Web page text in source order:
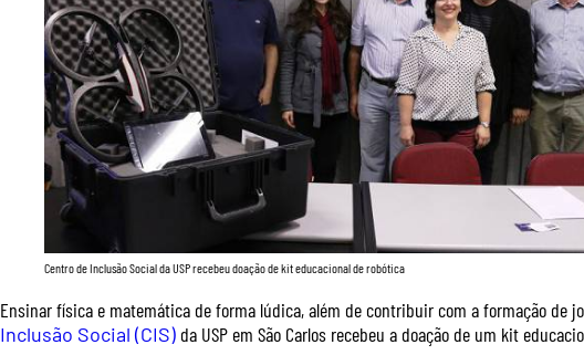
Centro de Inclusão Social da USP recebeu doação de kit educacional de robótica
Ensinar física e matemática de forma lúdica, além de contribuir com a formação de
Inclusão Social (CIS)da USP em São Carlos recebeu a doação de um kit